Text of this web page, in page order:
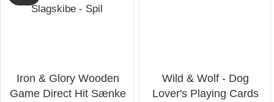
Iron & Glory Wooden
Game Direct Hit Sænke
Wild & Wolf - Dog
Lover's Playing Cards